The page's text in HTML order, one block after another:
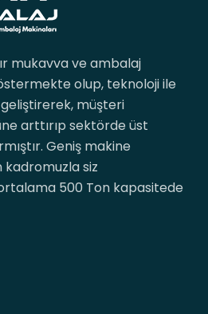
mukavva ve ambalaj
olup, teknoloji ile
müşteri
arttırıp sektörde üst
Geniş makine
siz
500 Ton kapasitede